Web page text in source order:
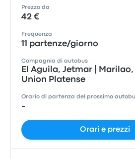
Prezzo da
42 €
Frequenza
11 partenze/giorno
Compagnia di autobus
El Aguila, Jetmar |
Union Platense
Orario di partenza del prossimo
-
Orari e prezzi